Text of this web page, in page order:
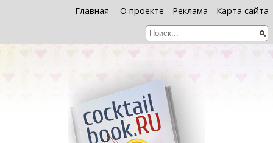
Главная О проекте Реклама Карта сайта